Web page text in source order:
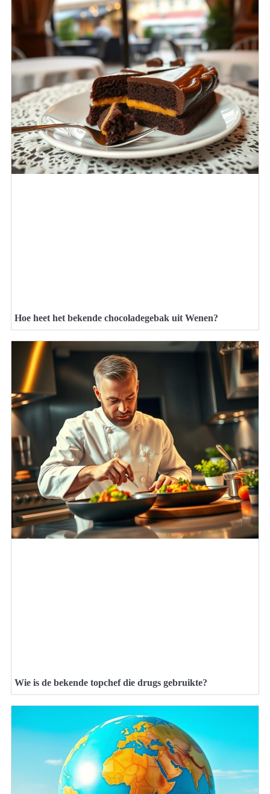
Hoe heet het bekende chocoladegebak uit Wenen?
Wie is de bekende topchef die drugs gebruikte?